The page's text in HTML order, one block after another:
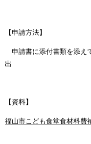
【申請方法】
申請書に添付書類を添え
出
【資料】
福山市こども食堂食材料費